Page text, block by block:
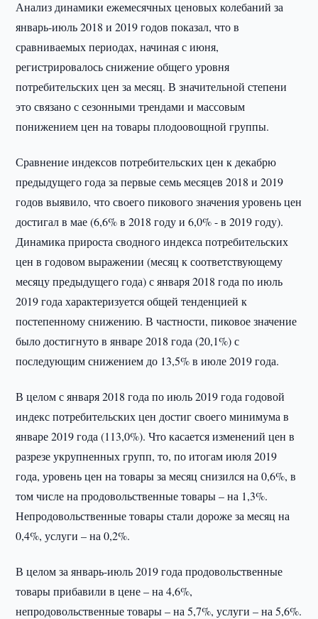
Анализ динамики ежемесячных ценовых колебаний за
январь-июль 2018 и 2019 годов показал, что в
сравниваемых периодах, начиная с июня,
регистрировалось снижение общего уровня
потребительских цен за месяц. В значительной степени
это связано с сезонными трендами и массовым
понижением цен на товары плодоовощной группы.
Сравнение индексов потребительских цен к декабрю
предыдущего года за первые семь месяцев 2018 и 2019
годов выявило, что своего пикового значения уровень цен
достигал в мае (6,6% в 2018 году и 6,0% - в 2019 году).
Динамика прироста сводного индекса потребительских
цен в годовом выражении (месяц к соответствующему
месяцу предыдущего года) с января 2018 года по июль
2019 года характеризуется общей тенденцией к
постепенному снижению. В частности, пиковое значение
было достигнуто в январе 2018 года (20,1%) с
последующим снижением до 13,5% в июле 2019 года.
В целом с января 2018 года по июль 2019 года годовой
индекс потребительских цен достиг своего минимума в
январе 2019 года (113,0%). Что касается изменений цен в
разрезе укрупненных групп, то, по итогам июля 2019
года, уровень цен на товары за месяц снизился на 0,6%, в
том числе на продовольственные товары – на 1,3%.
Непродовольственные товары стали дороже за месяц на
0,4%, услуги – на 0,2%.
В целом за январь-июль 2019 года продовольственные
товары прибавили в цене – на 4,6%,
непродовольственные товары – на 5,7%, услуги – на 5,6%.